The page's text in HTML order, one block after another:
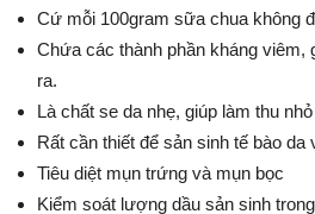
Cứ mỗi 100gram sữa chua không
Chứa các thành phần kháng viêm,
ra.
Là chất se da nhẹ, giúp làm thu
Rất cần thiết để sản sinh tế bào
Tiêu diệt mụn trứng và mụn bọc
Kiểm soát lượng dầu sản sinh